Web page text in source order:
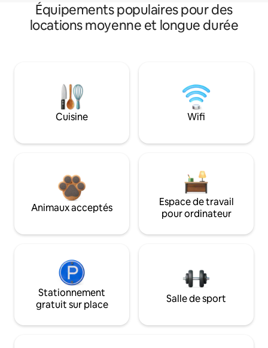
Équipements populaires pour des
locations moyenne et longue durée
Cuisine Wifi
Animaux acceptés
Espace de travail
pour ordinateur
Stationnement
gratuit sur place
Salle de sport